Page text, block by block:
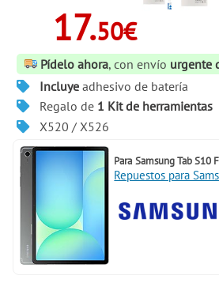
17.50€
Pídelo ahora, con envío urgente
Incluyeadhesivo de batería
Regalo de 1 Kit de herramientas
X520 / X526
Para Samsung Tab S10
Repuestos para